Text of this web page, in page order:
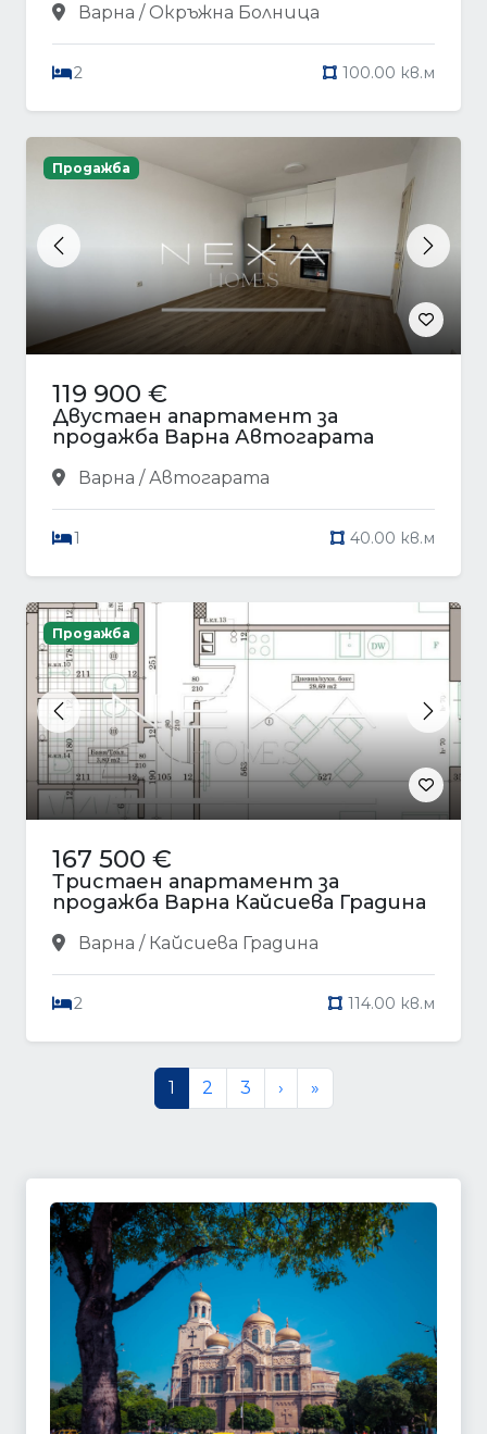
Варна / Окръжна Болница
2 100.00 кв.м
Previous Next
Продажба
119 900 €
Двустаен апартамент за
продажба Варна Автогарата
Варна / Автогарата
1 40.00 кв.м
Previous Next
Продажба
167 500 €
Тристаен апартамент за
продажба Варна Кайсиева Градина
Варна / Кайсиева Градина
2 114.00 кв.м
1 2 3 › »